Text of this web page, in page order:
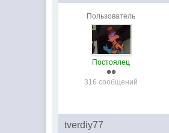
Пользователь
Постоялец
316 сообщений
tverdiy77